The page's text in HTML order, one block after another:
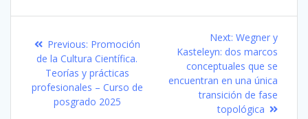
de
entradas
Previous: Previous
post:
Promoción
de la Cultura Científica.
Teorías y prácticas
profesionales – Curso de
posgrado 2025
Next: Next
post:
Wegner y
Kasteleyn: dos marcos
conceptuales que se
encuentran en una única
transición de fase
topológica